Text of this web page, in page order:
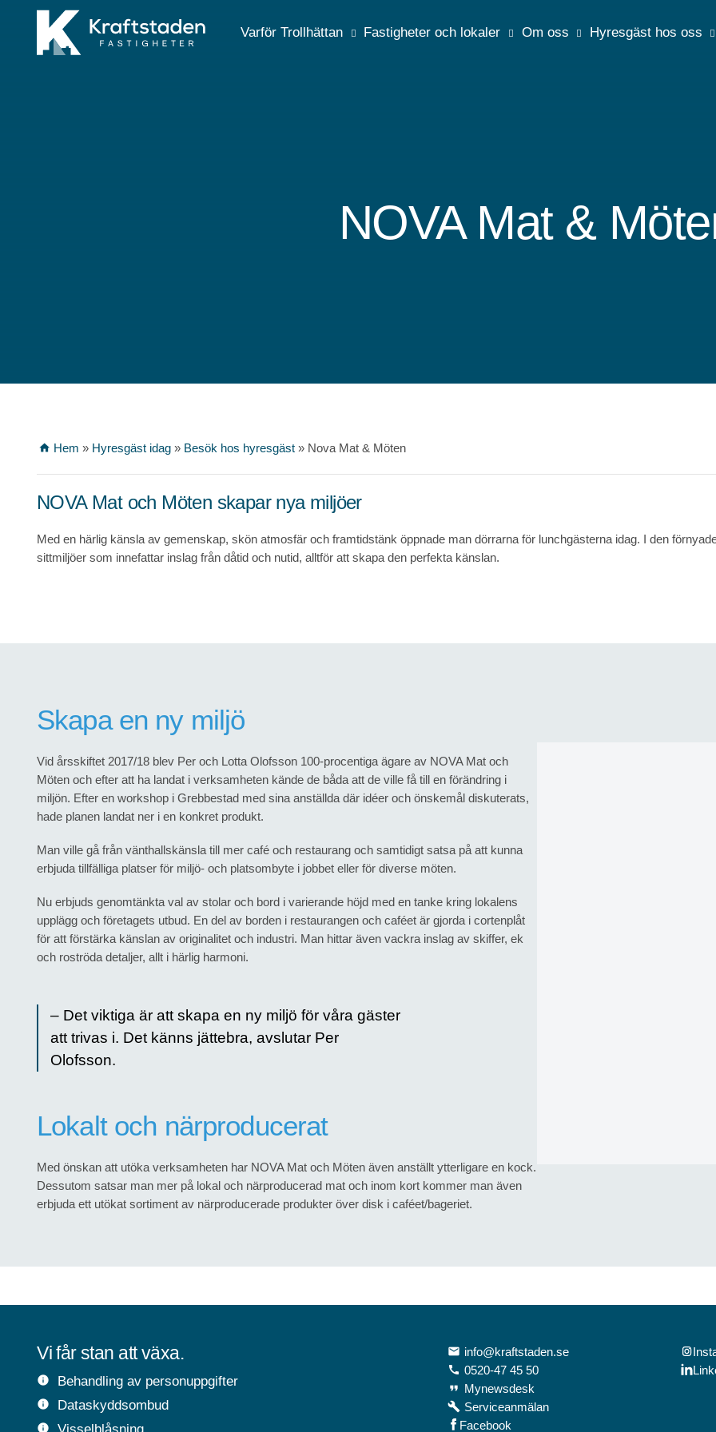
Gå till huvudinnehåll
Varför Trollhättan Fastigheter och lokaler Om oss Hyresgäst hos oss
NOVA Mat &
home Hem » Hyresgäst idag» Besök hos hyresgäst» Nova Mat & Möten
NOVA Mat och Möten skapar nya miljöer
Med en härlig känsla av gemenskap, skön atmosfär och framtidstänk öppnade man dörrarna för lunchgästerna idag. I den
sittmiljöer som innefattar inslag från dåtid och nutid, alltför att skapa den perfekta känslan.
Skapa en ny miljö
Vid årsskiftet 2017/18 blev Per och Lotta Olofsson 100-procentiga ägare av NOVA Mat och
Möten och efter att ha landat i verksamheten kände de båda att de ville få till en förändring i
miljön. Efter en workshop i Grebbestad med sina anställda där idéer och önskemål diskuterats,
hade planen landat ner i en konkret produkt.
Man ville gå från vänthallskänsla till mer café och restaurang och samtidigt satsa på att kunna
erbjuda tillfälliga platser för miljö- och platsombyte i jobbet eller för diverse möten.
Nu erbjuds genomtänkta val av stolar och bord i varierande höjd med en tanke kring lokalens
upplägg och företagets utbud. En del av borden i restaurangen och caféet är gjorda i cortenplåt
för att förstärka känslan av originalitet och industri. Man hittar även vackra inslag av skiffer, ek
och roströda detaljer, allt i härlig harmoni.
– Det viktiga är att skapa en ny miljö för våra gäster
att trivas i. Det känns jättebra, avslutar Per
Olofsson.
Lokalt och närproducerat
Med önskan att utöka verksamheten har NOVA Mat och Möten även anställt ytterligare en kock.
Dessutom satsar man mer på lokal och närproducerad mat och inom kort kommer man även
erbjuda ett utökat sortiment av närproducerade produkter över disk i caféet/bageriet.
Vi får stan att växa.
info Behandling av personuppgifter
info Dataskyddsombud
info Visselblåsning
local_post_office info@kraftstaden.se
call 0520-47 45 50
format_quote Mynewsdesk
build Serviceanmälan
Facebook